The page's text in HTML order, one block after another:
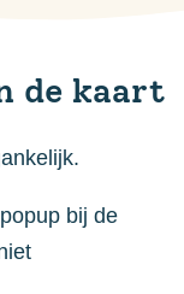
de kaart
bij de